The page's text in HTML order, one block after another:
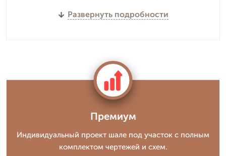
Развернуть подробности
Премиум
Индивидуальный проект шале под участок с полным
комплектом чертежей и схем.